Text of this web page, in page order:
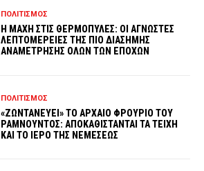
ΠΟΛΙΤΙΣΜΟΣ
Η ΜΑΧΗ ΣΤΙΣ ΘΕΡΜΟΠΥΛΕΣ: ΟΙ ΑΓΝΩΣΤΕΣ
ΛΕΠΤΟΜΕΡΕΙΕΣ ΤΗΣ ΠΙΟ ΔΙΑΣΗΜΗΣ
ΑΝΑΜΕΤΡΗΣΗΣ ΟΛΩΝ ΤΩΝ ΕΠΟΧΩΝ
ΠΟΛΙΤΙΣΜΟΣ
«ΖΩΝΤΑΝΕΥΕΙ» ΤΟ ΑΡΧΑΙΟ ΦΡΟΥΡΙΟ ΤΟΥ
ΡΑΜΝΟΥΝΤΟΣ: ΑΠΟΚΑΘΙΣΤΑΝΤΑΙ ΤΑ ΤΕΙΧΗ
ΚΑΙ ΤΟ ΙΕΡΟ ΤΗΣ ΝΕΜΕΣΕΩΣ